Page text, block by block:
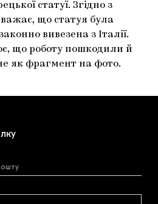
статуї. Згідно з
що статуя була
вивезена з Італії.
що роботу пошкодили й
як фрагмент на фото.